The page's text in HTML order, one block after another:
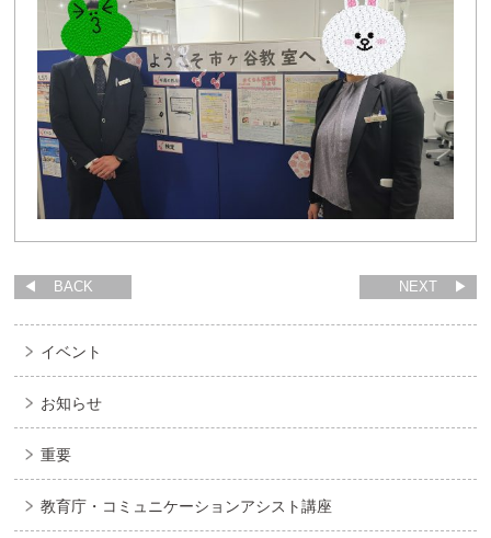
BACK NEXT
イベント
お知らせ
重要
教育庁・コミュニケーションアシスト講座